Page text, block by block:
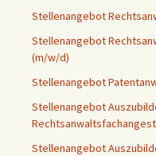
Stellenangebot
Stellenangebot
(m/w/d)
Stellenangebot
Stellenangebot
Stellenangebot